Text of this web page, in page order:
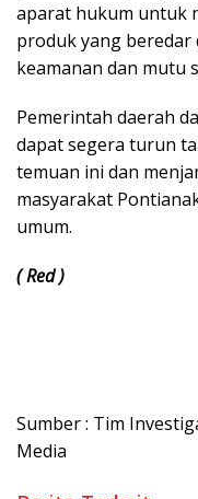
aparat hukum untuk
produk yang beredar
keamanan dan mutu
Pemerintah daerah
dapat segera turun
temuan ini dan
masyarakat
umum.
( Red )
Sumber : Tim
Media